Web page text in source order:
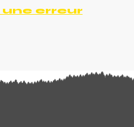
une erreur